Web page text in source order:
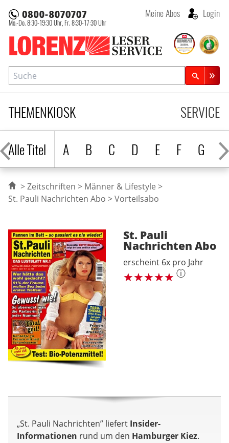
Lorenz Leserservice
Mo.-Do. 8:30-19:30 Uhr, Fr. 8:30-17:30 Uhr
Meine Abos Login
THEMENKIOSK
Alle Titel
A B C D E F G H
SERVICE
Suche
Zeitschriftensuche
Zeitschriften
Männer & Lifestyle
St. Pauli Nachrichten Abo
Vorteilsabo
St. Pauli
Nachrichten Abo
erscheint 6x pro Jahr
ⓘ
„St. Pauli Nachrichten” liefert Insider-
Informationen rund um den Hamburger Kiez.